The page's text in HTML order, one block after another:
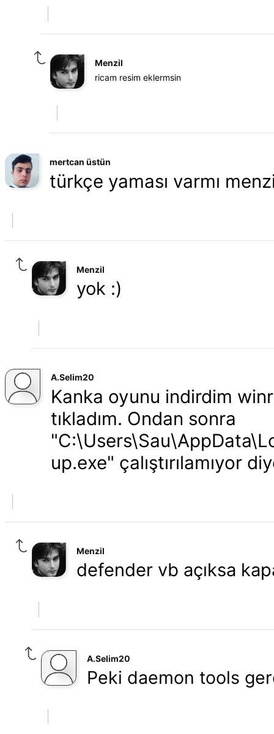
Menzil
ricam resim eklermsin
mertcan üstün
türkçe yaması varmı
Menzil
yok :)
A.Selim20
Kanka oyunu indirdim
tıkladım. Ondan sonra
up.exe" çalıştırılamıyor
Menzil
defender vb açıksa
A.Selim20
Peki daemon tools